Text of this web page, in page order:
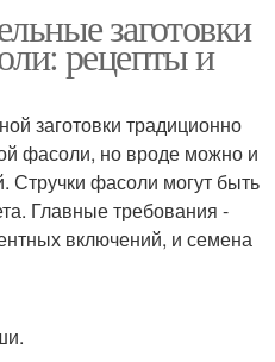
заготовки
рецепты и
заготовки традиционно
фасоли, но вроде можно и
Стручки фасоли могут быть
Главные требования -
включений, и семена